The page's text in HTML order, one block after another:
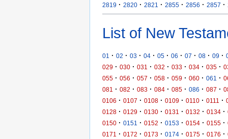
2819 · 2820 · 2821 · 2855 · 2856 · 2857 ·
List of New
01 · 02 · 03 · 04 · 05 · 06 · 07 · 08 · 09 ·
029 · 030 · 031 · 032 · 033 · 034 · 035 ·
055 · 056 · 057 · 058 · 059 · 060 · 061 ·
081
· 082 · 083 · 084 · 085 · 086 · 087 ·
0106 · 0107 · 0108 · 0109 · 0110 · 0111 ·
0128 · 0129 · 0130 · 0131 · 0132 · 0134 ·
0150 · 0151 · 0152 · 0153 · 0154 · 0155 ·
0171
· 0172 · 0173 · 0174 · 0175 · 0176 ·